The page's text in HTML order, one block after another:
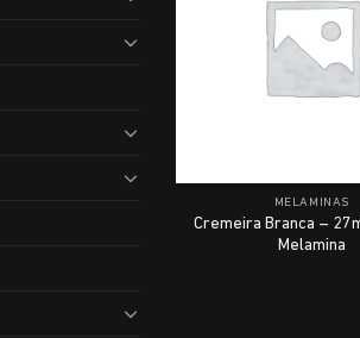
MELAMINAS
Cremeira Branca –
Melamina